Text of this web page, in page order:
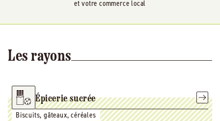
et votre commerce local
Les rayons
Épicerie sucrée
Biscuits, gâteaux, céréales